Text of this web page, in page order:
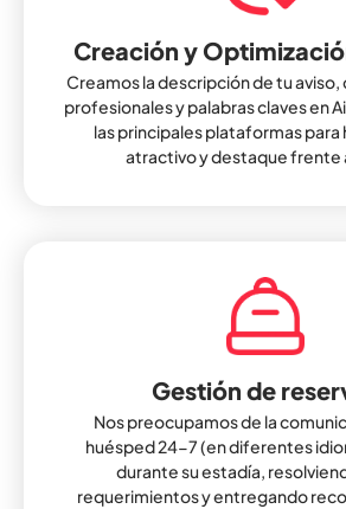
Creación y
Creamos la descripción de tu
profesionales y palabras claves en
las principales plataformas para
atractivo y destaque frente
Gestión de
Nos preocupamos de la
huésped 24-7 (en diferentes
durante su estadía,
requerimientos y entregando